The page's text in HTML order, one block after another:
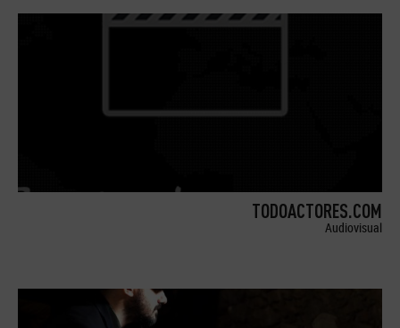
TODOACTORES.COM
Audiovisual